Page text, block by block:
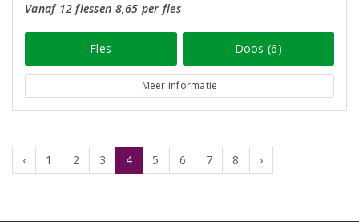
Vanaf 12 flessen 8,65 per fles
Fles Doos (6)
Meer informatie
‹ 1 2 3 4 5 6 7 8 ›